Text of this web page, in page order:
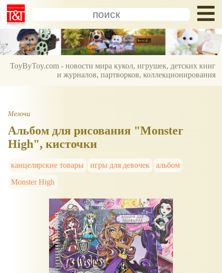
ToyByToy.com - новости мира кукол, игрушек, детских книг
и журналов, партворков, коллекционирования
Мелочи
Альбом для рисования "Monster
High", кисточки
канцелярские товары игры для девочек
альбом
Monster High